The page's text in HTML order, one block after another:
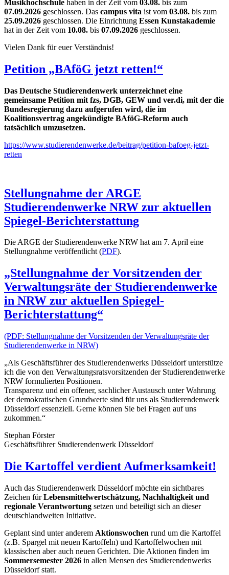
Musikhochschule haben in der Zeit vom 03.08. bis zum
07.09.2026 geschlossen. Das campus vita ist vom 03.08. bis zum
25.09.2026 geschlossen. Die Einrichtung Essen Kunstakademie
hat in der Zeit vom 10.08. bis 07.09.2026 geschlossen.
Vielen Dank für euer Verständnis!
Petition „BAföG jetzt retten!“
Das Deutsche Studierendenwerk unterzeichnet eine
gemeinsame Petition mit fzs, DGB, GEW und ver.di, mit der die
Bundesregierung dazu aufgerufen wird, die im
Koalitionsvertrag angekündigte BAföG-Reform auch
tatsächlich umzusetzen.
https://www.studierendenwerke.de/beitrag/petition-bafoeg-jetzt-
retten
Stellungnahme der ARGE
Studierendenwerke NRW zur aktuellen
Spiegel-Berichterstattung
Die ARGE der Studierendenwerke NRW hat am 7. April eine
Stellungnahme veröffentlicht (PDF).
„Stellungnahme der Vorsitzenden der
Verwaltungsräte der Studierendenwerke
in NRW zur aktuellen Spiegel-
Berichterstattung“
(PDF: Stellungnahme der Vorsitzenden der Verwaltungsräte der
Studierendenwerke in NRW)
„Als Geschäftsführer des Studierendenwerks Düsseldorf unterstütze
ich die von den Verwaltungsratsvorsitzenden der Studierendenwerke
NRW formulierten Positionen.
Transparenz und ein offener, sachlicher Austausch unter Wahrung
der demokratischen Grundwerte sind für uns als Studierendenwerk
Düsseldorf essenziell. Gerne können Sie bei Fragen auf uns
zukommen.“
Stephan Förster
Geschäftsführer Studierendenwerk Düsseldorf
Die Kartoffel verdient Aufmerksamkeit!
Auch das Studierendenwerk Düsseldorf möchte ein sichtbares
Zeichen fürLebensmittelwertschätzung, Nachhaltigkeit und
regionale Verantwortung setzen und beteiligt sich an dieser
deutschlandweiten Initiative.
Geplant sind unter anderem Aktionswochen rund um die Kartoffel
(z.B. Spargel mit neuen Kartoffeln) und Kartoffelwochen mit
klassischen aber auch neuen Gerichten. Die Aktionen finden im
Sommersemester 2026 in allen Mensen des Studierendenwerks
Düsseldorf statt.